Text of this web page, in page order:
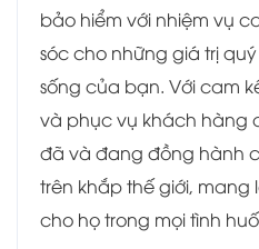
bảo hiểm với nhiệm vụ
sóc cho những giá trị
sống của bạn. Với cam
và phục vụ khách hàng
đã và đang đồng hành
trên khắp thế giới, mang
cho họ trong mọi tình